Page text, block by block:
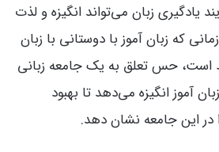
یادگیری زبان می‌تواند انگیزه و لذت
که زبان آموز با دوستانی با زبان
است، حس تعلق به یک جامعه زبانی
آموز انگیزه می‌دهد تا بهبود
در این جامعه نشان دهد.